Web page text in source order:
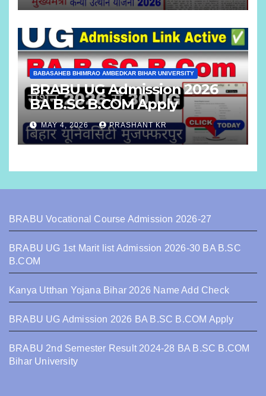
BABASAHEB BHIMRAO AMBEDKAR BIHAR UNIVERSITY
BRABU UG Admission 2026
BA B.SC B.COM Apply
MAY 4, 2026 PRASHANT KR
BRABU Vocational Course Admission 2026-27
BRABU UG 1st Marit list Admission 2026-30 BA B.SC
B.COM
Kanya Utthan Yojana Bihar 2026 Name Add Check
BRABU UG Admission 2026 BA B.SC B.COM Apply
BRABU 2nd Semester Result 2024-28 BA B.SC B.COM
Bihar University